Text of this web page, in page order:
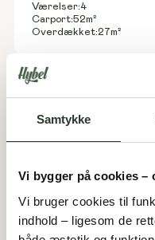
Samtykke
Vi bygger på cookies –
Vi bruger cookies til
indhold – ligesom de
Værelser:4
Carport:52m²
Overdækket:27m²